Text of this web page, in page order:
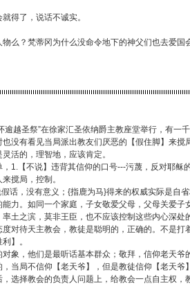
得了，说话不诚实。
么？梵蒂冈为什么没命令地下的神父们也去爱国
逾越圣祭”在徐家汇圣依纳爵主教座堂举行，有一
没有看见当局派出教友们厌恶的【假住脚】来搅
活的，理智地，应该肯定。
1.【不说】违背其信仰的口号---污蔑，反对耶稣
搅局，控制。
假话，没有意义；{指鹿为马}得来的权威实际是自
力。如同一个家庭，子女敬爱父母，父母关爱子
土之滨，莫非王臣，也不应该控制这些内心深处
度对待天主教会，教徒是聪明的，正确的。不是打
】。
象，他们是最听话基本群众；敬拜，信仰老天爷
当局不信仰【老天爷】，但是教徒信仰【老天爷
选择教会的负责人问题上，给教会一点自主权，